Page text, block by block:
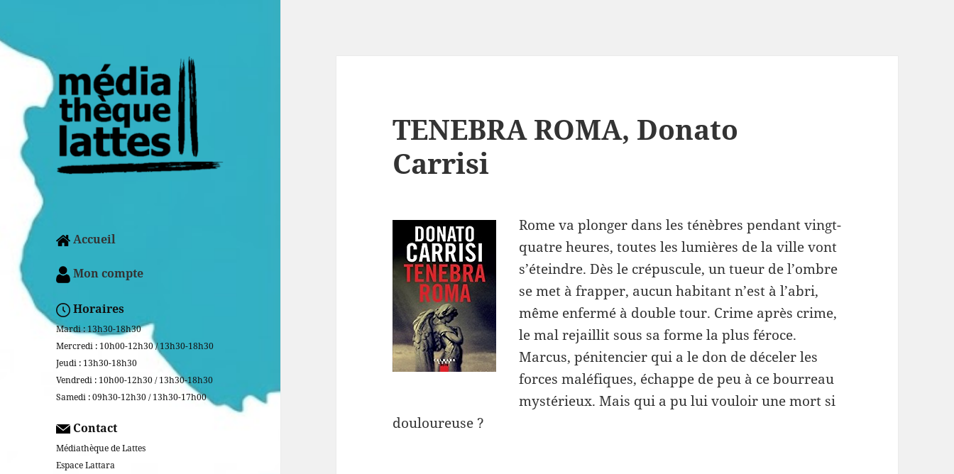
Accueil
Mon compte
Horaires
Mardi : 13h30-18h30
Mercredi : 10h00-12h30 / 13h30-18h30
Jeudi : 13h30-18h30
Vendredi : 10h00-12h30 / 13h30-18h30
Samedi : 09h30-12h30 / 13h30-17h00
Contact
Médiathèque de Lattes
Espace Lattara
TENEBRA ROMA, Donato
Carrisi
Rome va plonger dans les ténèbres pendant vingt-
quatre heures, toutes les lumières de la ville vont
s’éteindre. Dès le crépuscule, un tueur de l’ombre
se met à frapper, aucun habitant n’est à l’abri,
même enfermé à double tour. Crime après crime,
le mal rejaillit sous sa forme la plus féroce.
Marcus, pénitencier qui a le don de déceler les
forces maléfiques, échappe de peu à ce bourreau
mystérieux. Mais qui a pu lui vouloir une mort si
douloureuse ?